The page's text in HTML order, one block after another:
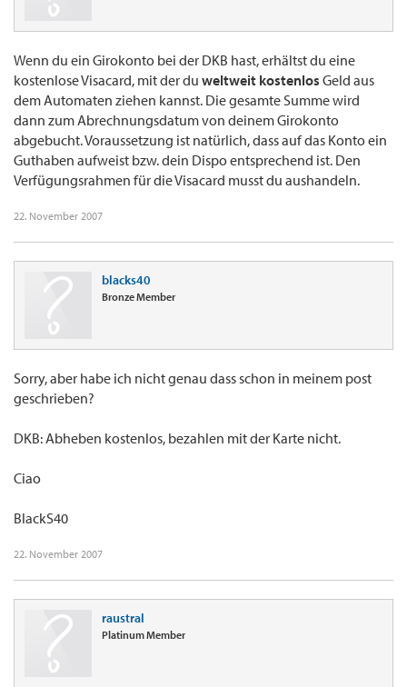
Wenn du ein Girokonto bei der DKB hast, erhältst du eine
kostenlose Visacard, mit der du weltweit kostenlos Geld aus
dem Automaten ziehen kannst. Die gesamte Summe wird
dann zum Abrechnungsdatum von deinem Girokonto
abgebucht. Voraussetzung ist natürlich, dass auf das Konto ein
Guthaben aufweist bzw. dein Dispo entsprechend ist. Den
Verfügungsrahmen für die Visacard musst du aushandeln.
22. November 2007
blacks40
Bronze Member
Sorry, aber habe ich nicht genau dass schon in meinem post
geschrieben?
DKB: Abheben kostenlos, bezahlen mit der Karte nicht.
Ciao
BlackS40
22. November 2007
raustral
Platinum Member